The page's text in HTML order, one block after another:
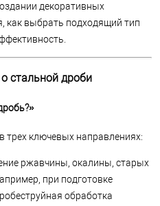
декоративных
как выбрать подходящий тип
стальной дроби
трех ключевых направлениях:
ржавчины, окалины, старых
при подготовке
обработка